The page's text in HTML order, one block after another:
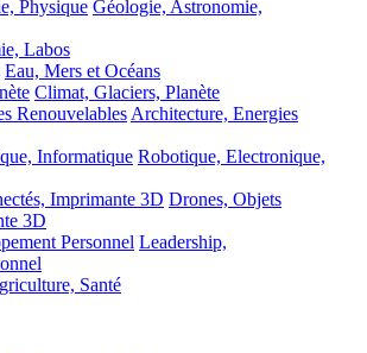
Physique Géologie, Astronomie,
Labos
Eau, Mers et Océans
Climat, Glaciers, Planète
Renouvelables Architecture, Energies
Informatique Robotique, Electronique,
Imprimante 3D Drones, Objets
3D
Personnel Leadership,
Santé